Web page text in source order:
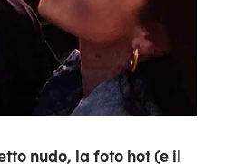
nudo, la foto hot (e il